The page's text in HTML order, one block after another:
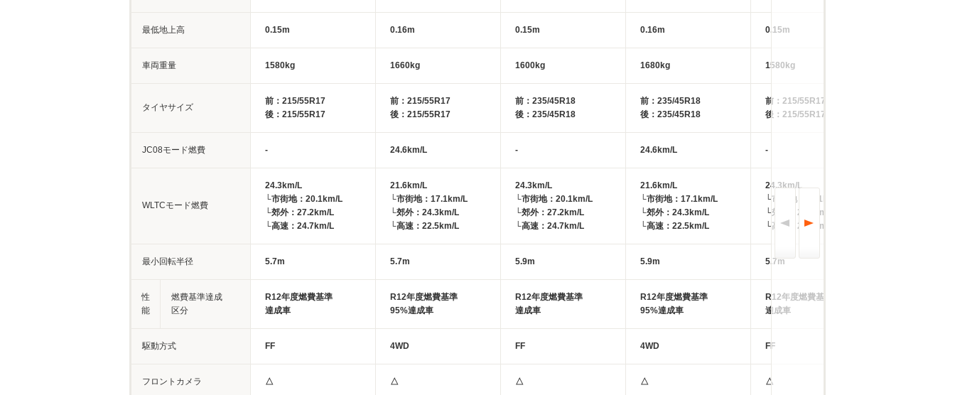
最低地上高
車両重量
タイヤサイズ
JC08モード燃費
WLTCモード燃費
最小回転半径
性
能
燃費基準達成
区分
駆動方式
フロントカメラ
0.15m 0.16m 0.15m 0.16m 0.15m
1580kg 1660kg 1600kg 1680kg 1580kg
前：215/55R17
後：215/55R17
前：215/55R17
後：215/55R17
前：235/45R18
後：235/45R18
前：235/45R18
後：235/45R18
前：215/55R17
後：215/55R17
- 24.6km/L - 24.6km/L -
24.3km/L
└市街地：20.1km/L
└郊外：27.2km/L
└高速：24.7km/L
21.6km/L
└市街地：17.1km/L
└郊外：24.3km/L
└高速：22.5km/L
24.3km/L
└市街地：20.1km/L
└郊外：27.2km/L
└高速：24.7km/L
21.6km/L
└市街地：17.1km/L
└郊外：24.3km/L
└高速：22.5km/L
24.3km/L
└市街地：20.1km/L
└郊外：27.2km/L
└高速：24.7km/L
5.7m 5.7m 5.9m 5.9m 5.7m
R12年度燃費基準
達成車
R12年度燃費基準
95%達成車
R12年度燃費基準
達成車
R12年度燃費基準
95%達成車
R12年度燃費基準
達成車
FF 4WD FF 4WD FF
△ △ △ △ △